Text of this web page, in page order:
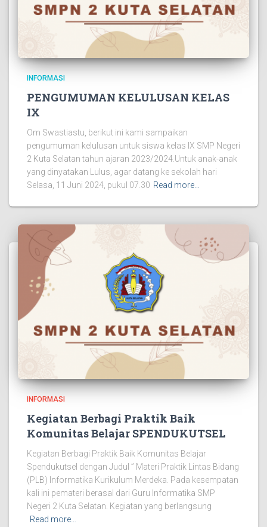
INFORMASI
PENGUMUMAN KELULUSAN KELAS
IX
Om Swastiastu, berikut ini kami sampaikan
pengumuman kelulusan untuk siswa kelas IX SMP Negeri
2 Kuta Selatan tahun ajaran 2023/2024.Untuk anak-anak
yang dinyatakan Lulus, agar datang ke sekolah hari
Selasa, 11 Juni 2024, pukul 07.30 Read more…
INFORMASI
Kegiatan Berbagi Praktik Baik
Komunitas Belajar SPENDUKUTSEL
Kegiatan Berbagi Praktik Baik Komunitas Belajar
Spendukutsel dengan Judul ” Materi Praktik Lintas Bidang
(PLB) Informatika Kurikulum Merdeka. Pada kesempatan
kali ini pemateri berasal dari Guru Informatika SMP
Negeri 2 Kuta Selatan. Kegiatan yang berlangsung
Read more…